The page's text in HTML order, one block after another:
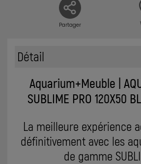
Partager
Détail
Aquarium+Meuble |
SUBLIME PRO 120X50
La meilleure expérience
définitivement avec les
de gamme